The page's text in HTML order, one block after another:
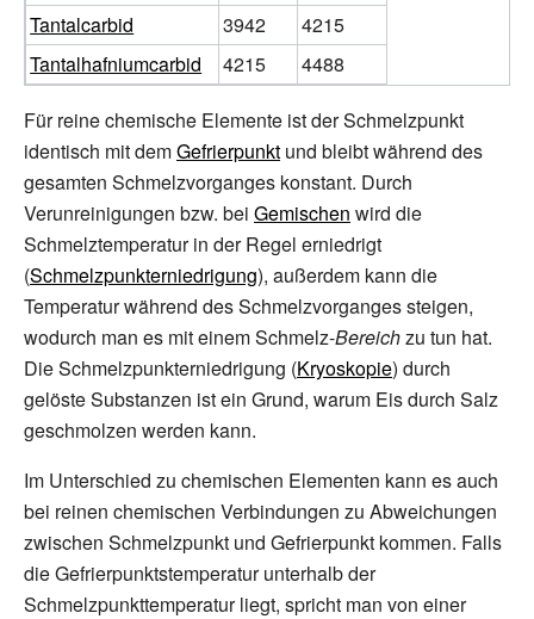
Tantalcarbid
3942
4215
Tantalhafniumcarbid
4215 4488
Für reine chemische Elemente ist der Schmelzpunkt
identisch mit demGefrierpunkt und bleibt während des
gesamten Schmelzvorganges konstant. Durch
Verunreinigungen bzw. bei Gemischen wird die
Schmelztemperatur in der Regel erniedrigt
(Schmelzpunkterniedrigung), außerdem kann die
Temperatur während des Schmelzvorganges steigen,
wodurch man es mit einem Schmelz-Bereichzu tun hat.
Die Schmelzpunkterniedrigung (Kryoskopie) durch
gelöste Substanzen ist ein Grund, warum Eis durch Salz
geschmolzen werden kann.
Im Unterschied zu chemischen Elementen kann es auch
bei reinen chemischen Verbindungen zu Abweichungen
zwischen Schmelzpunkt und Gefrierpunkt kommen. Falls
die Gefrierpunktstemperatur unterhalb der
Schmelzpunkttemperatur liegt, spricht man von einer